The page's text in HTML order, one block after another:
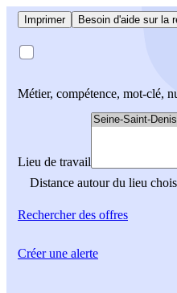
Imprimer Besoin d'aide sur la
Métier, compétence, mot-clé,
Lieu de travail
Distance autour du lieu
Rechercherdes offres
Créer une alerte